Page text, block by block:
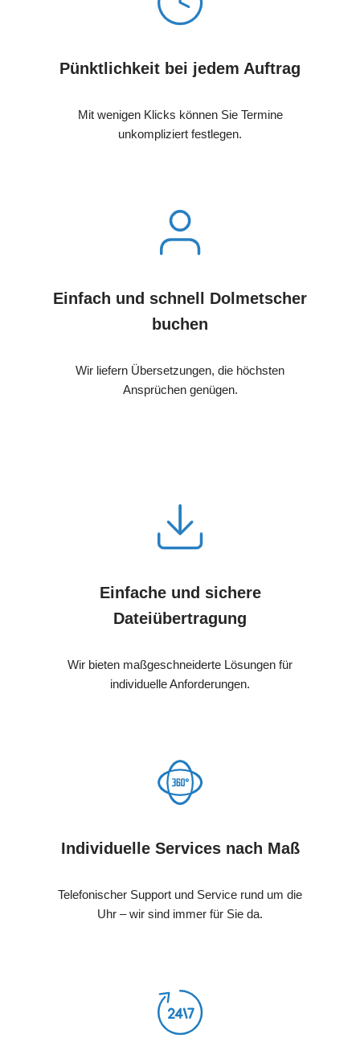
Pünktlichkeit bei jedem Auftrag
Mit wenigen Klicks können Sie Termine
unkompliziert festlegen.
Einfach und schnell Dolmetscher
buchen
Wir liefern Übersetzungen, die höchsten
Ansprüchen genügen.
Einfache und sichere
Dateiübertragung
Wir bieten maßgeschneiderte Lösungen für
individuelle Anforderungen.
Individuelle Services nach Maß
Telefonischer Support und Service rund um die
Uhr – wir sind immer für Sie da.